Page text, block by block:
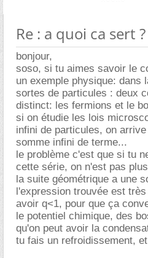
Re : a quoi ca sert ?
bonjour,
soso, si tu aimes savoir le
un exemple physique: dans
sortes de particules : deux
distinct: les fermions et le
si on étudie les lois
infini de particules, on
somme infini de terme...
le problème c'est que si tu
cette série, on n'est pas
la suite géométrique a une
l'expression trouvée est
avoir q<1, pour que ça
le potentiel chimique, des
qu'on peut avoir la
tu fais un refroidissement,